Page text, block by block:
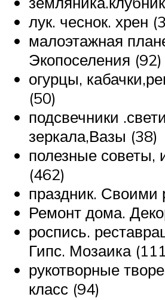
лук. чеснок. хрен
малоэтажная
Экопоселения (92)
огурцы,
(50)
подсвечники
зеркала,Вазы (38)
полезные советы,
(462)
праздник. Своими
Ремонт дома.
роспись.
Гипс. Мозаика
рукотворные
класс (94)